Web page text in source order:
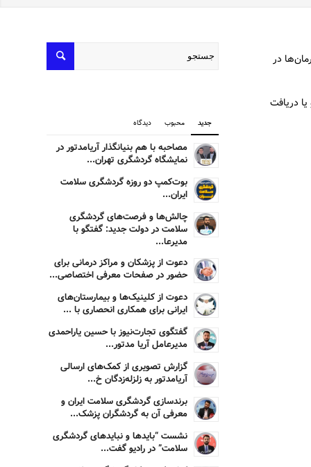
در
دریافت
جدید محبوب دیدگاه
مصاحبه با هم بنیانگذار آریامدتور در
نمایشگاه گردشگری تهران...
بوت‌کمپ دو روزه گردشگری سلامت
ایران...
چالش‌ها و فرصت‌های گردشگری
سلامت در دولت جدید: گفتگو با
مدیرعا...
دعوت از پزشکان و مراکز درمانی برای
حضور در صفحات معرفی اختصاصی...
دعوت از کلینیک‌ها و بیمارستان‌های
ایرانی برای همکاری انحصاری با ...
گفتگوی تجارت‌نیوز با حسین یاراحمدی
مدیرعامل آریا مدتور...
گزارش تصویری از کمک‌های ارسالی
آریامدتور به زلزله‌زدگان خ...
برندسازی گردشگری سلامت ایران و
معرفی آن به گردشگران پزشک...
نشست “بایدها و نبایدهای گردشگری
سلامت” در رادیو گفت...